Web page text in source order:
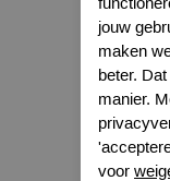
jouw
maken
beter.
manier.
voor